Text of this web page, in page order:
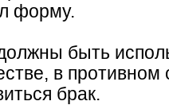
форму.
быть
в
брак.